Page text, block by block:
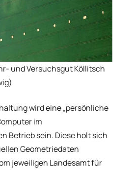
und Versuchsgut Köllitsch
wird eine „persönliche
im
Betrieb sein. Diese holt sich
Geometriedaten
jeweiligen Landesamt für